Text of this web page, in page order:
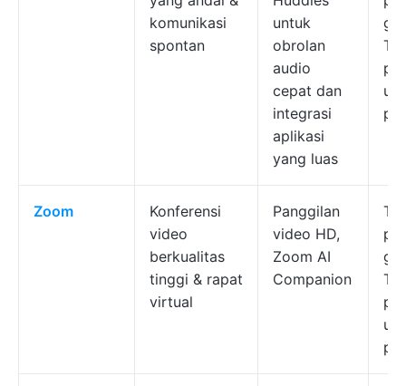
komunikasi
spontan
untuk
obrolan
audio
cepat dan
integrasi
aplikasi
yang luas
Zoom
Konferensi
video
berkualitas
tinggi & rapat
virtual
Panggilan
video HD,
Zoom AI
Companion